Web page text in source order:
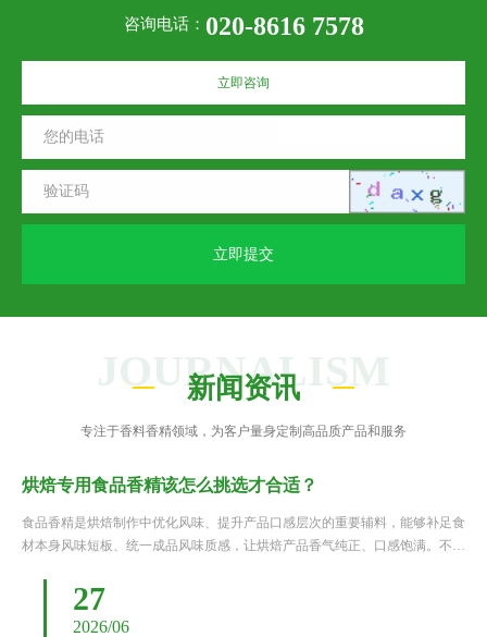
咨询电话： 020-8616 7578
立即咨询
立即提交
JOURNALISM
新闻资讯
专注于香料香精领域，为客户量身定制高品质产品和服务
烘焙专用食品香精该怎么挑选才合适？
食品香精是烘焙制作中优化风味、提升产品口感层次的重要辅料，能够补足食
材本身风味短板、统一成品风味质感，让烘焙产品香气纯正、口感饱满。不同
时要适配面包、蛋糕、点心等不同烘焙品类的风味调性。很多制作......
27
2026/06